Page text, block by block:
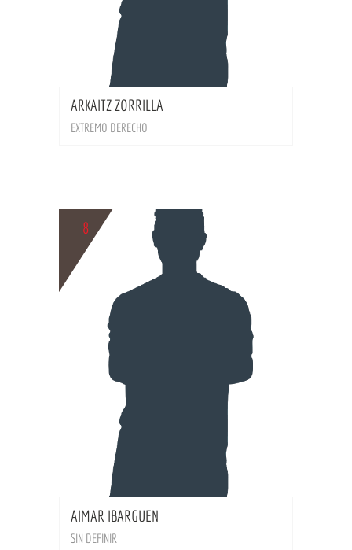
ARKAITZ ZORRILLA
EXTREMO DERECHO
8
AIMAR IBARGUEN
SIN DEFINIR